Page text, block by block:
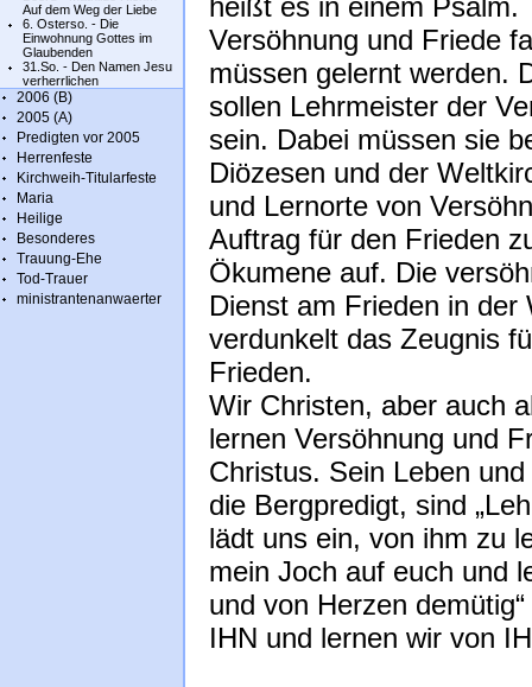
Auf dem Weg der Liebe
6. Osterso. - Die
Einwohnung Gottes im
Glaubenden
31.So. - Den Namen Jesu
verherrlichen
2006 (B)
2005 (A)
Predigten vor 2005
Herrenfeste
Kirchweih-Titularfeste
Maria
Heilige
Besonderes
Trauung-Ehe
Tod-Trauer
ministrantenanwaerter
heißt es in einem Psalm.
Versöhnung und Friede
müssen gelernt werden.
sollen Lehrmeister der
sein. Dabei müssen sie
Diözesen und der
und Lernorte von
Auftrag für den Frieden
Ökumene auf. Die
Dienst am Frieden in
verdunkelt das Zeugnis
Frieden.
Wir Christen, aber auch
lernen Versöhnung und
Christus. Sein Leben
die Bergpredigt, sind
lädt uns ein, von ihm zu
mein Joch auf euch und
und von Herzen
IHN und lernen wir von